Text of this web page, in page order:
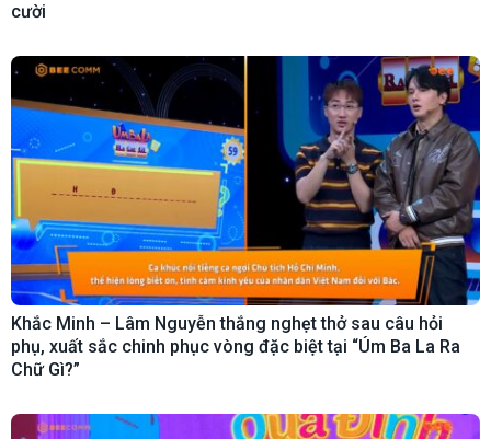
cười
Khắc Minh – Lâm Nguyễn thắng nghẹt thở sau câu hỏi
phụ, xuất sắc chinh phục vòng đặc biệt tại “Úm Ba La Ra
Chữ Gì?”